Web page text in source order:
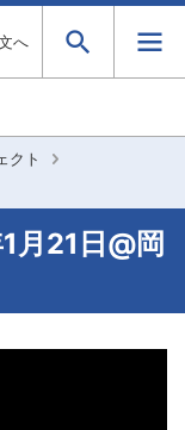
へ
クト
月21日@岡